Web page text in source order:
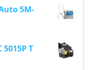
5M-
T